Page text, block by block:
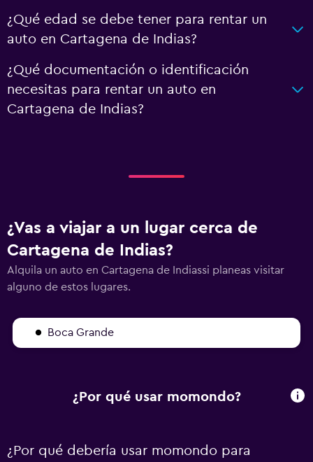
¿Qué edad se debe tener para rentar un
auto en Cartagena de Indias?
¿Qué documentación o identificación
necesitas para rentar un auto en
Cartagena de Indias?
¿Vas a viajar a un lugar cerca de
Cartagena de Indias?
Alquila un auto en Cartagena de Indiassi planeas visitar
alguno de estos lugares.
Boca Grande
¿Por qué usar momondo?
¿Por qué debería usar momondo para